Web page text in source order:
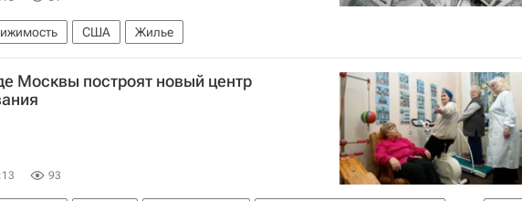
США Жилье
Москвы построят новый центр
93